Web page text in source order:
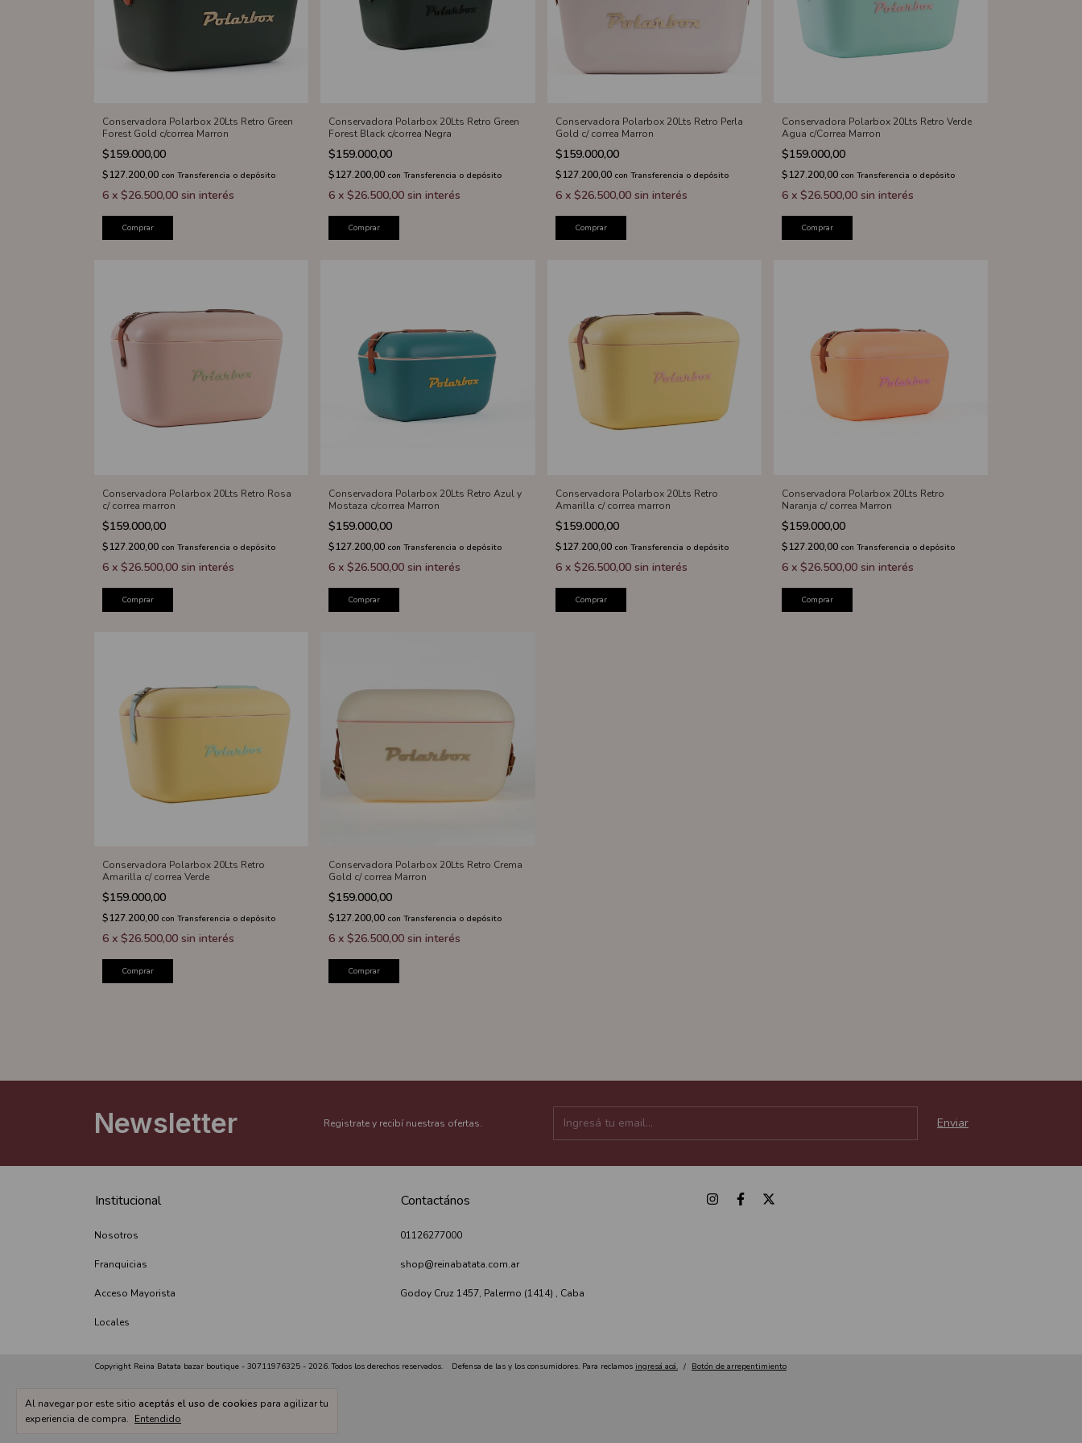
Al navegar por este sitio aceptás el uso de cookies para agilizar tu
experiencia de compra. Entendido
Conservadora Polarbox 20Lts Retro Green
Forest Gold c/correa Marron
$159.000,00
$127.200,00 con Transferencia o depósito
6 x $26.500,00 sin interés
Comprar
Conservadora Polarbox 20Lts Retro Green
Forest Black c/correa Negra
$159.000,00
$127.200,00 con Transferencia o depósito
6 x$26.500,00 sin interés
Comprar
Conservadora Polarbox 20Lts Retro Perla
Gold c/ correa Marron
$159.000,00
$127.200,00 con Transferencia o depósito
6 x $26.500,00 sin interés
Comprar
Conservadora Polarbox 20Lts Retro Verde
Agua c/Correa Marron
$159.000,00
$127.200,00 con Transferencia o depósito
6 x $26.500,00 sin interés
Comprar
Conservadora Polarbox 20Lts Retro Rosa
c/ correa marron
$159.000,00
$127.200,00 con Transferencia o depósito
6 x $26.500,00 sin interés
Comprar
Conservadora Polarbox 20Lts Retro Azul y
Mostaza c/correa Marron
$159.000,00
$127.200,00 con Transferencia o depósito
6 x$26.500,00 sin interés
Comprar
Conservadora Polarbox 20Lts Retro
Amarilla c/ correa marron
$159.000,00
$127.200,00 con Transferencia o depósito
6 x $26.500,00 sin interés
Comprar
Conservadora Polarbox 20Lts Retro
Naranja c/ correa Marron
$159.000,00
$127.200,00 con Transferencia o depósito
6 x $26.500,00 sin interés
Comprar
Conservadora Polarbox 20Lts Retro
Amarilla c/ correa Verde
$159.000,00
$127.200,00 con Transferencia o depósito
6 x $26.500,00 sin interés
Comprar
Conservadora Polarbox 20Lts Retro Crema
Gold c/ correa Marron
$159.000,00
$127.200,00 con Transferencia o depósito
6 x$26.500,00 sin interés
Comprar
Newsletter Registrate y recibí nuestras ofertas.
Institucional
Nosotros
Franquicias
Acceso Mayorista
Locales
Contactános
01126277000
shop@reinabatata.com.ar
Godoy Cruz 1457, Palermo (1414) , Caba
Copyright Reina Batata bazar boutique - 30711976325 - 2026. Todos los derechos reservados. Defensa de las y los consumidores. Para reclamos ingresá acá. / Botón de arrepentimiento